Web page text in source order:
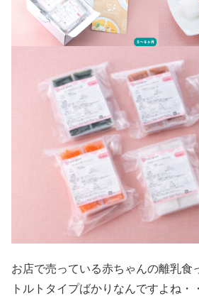
お店で売っている赤ちゃんの離乳食
トルトタイプばかりなんですよね・